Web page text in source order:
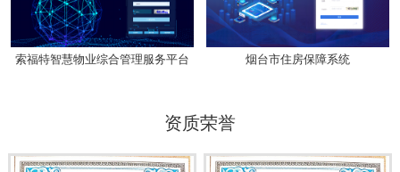
索福特智慧物业综合管理服务平台 烟台市住房保障系统
资质荣誉